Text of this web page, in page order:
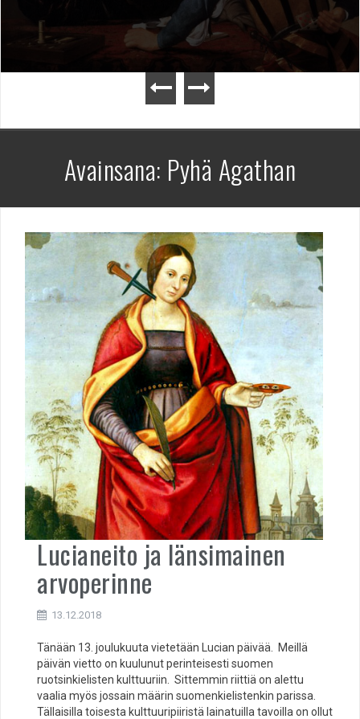
Avainsana: Pyhä Agathan
Lucianeito ja länsimainen
arvoperinne
13.12.2018
Tänään 13. joulukuuta vietetään Lucian päivää. Meillä
päivän vietto on kuulunut perinteisesti suomen
ruotsinkielisten kulttuuriin. Sittemmin riittiä on alettu
vaalia myös jossain määrin suomenkielistenkin parissa.
Tällaisilla toisesta kulttuuripiiristä lainatuilla tavoilla on ollut